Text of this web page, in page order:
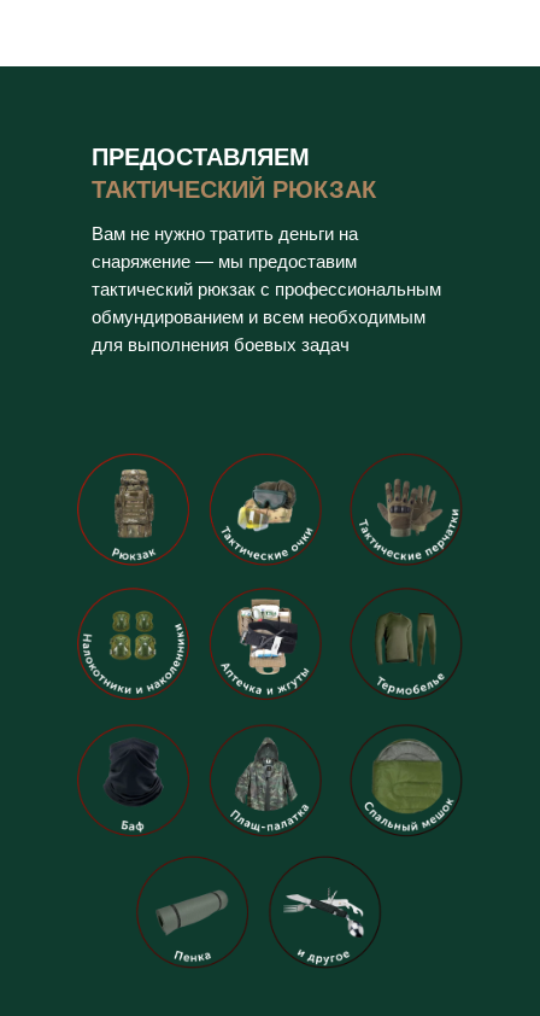
ПРЕДОСТАВЛЯЕМ
ТАКТИЧЕСКИЙ РЮКЗАК
Вам не нужно тратить деньги на
снаряжение — мы предоставим
тактический рюкзак с профессиональным
обмундированием и всем необходимым
для выполнения боевых задач